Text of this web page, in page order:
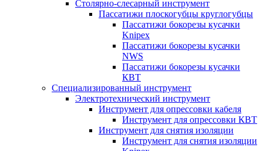
Столярно-слесарный инструмент
Пассатижи плоскогубцы круглогубцы
Пассатижи бокорезы кусачки
Knipex
Пассатижи бокорезы кусачки
NWS
Пассатижи бокорезы кусачки
КВТ
Специализированный инструмент
Электротехнический инструмент
Инструмент для опрессовки кабеля
Инструмент для опрессовки КВТ
Инструмент для снятия изоляции
Инструмент для снятия изоляции